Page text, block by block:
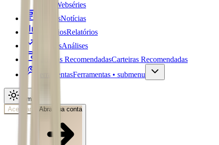
Webséries
NotíciasNotícias
RelatóriosRelatórios
AnálisesAnálises
Carteiras RecomendadasCarteiras Recomendadas
FerramentasFerramentas • submenu
Tema
Acessar
Abra sua conta